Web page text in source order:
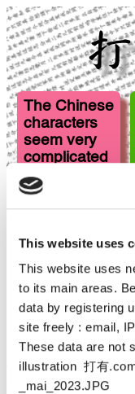
This website uses
This website uses
to its main areas.
data by registering
site freely : email,
These data are not
illustration 打有
_mai_2023.JPG
The Chinese
characters
seem very
complicated
to all those
who have
not yet faced
said that
they have a
logic, a
structure,
that they
have been
classified by
key, from
540 in the说